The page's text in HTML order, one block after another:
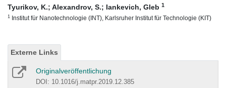
Tyurikov, K.; Alexandrov, S.; Iankevich, Gleb 1
1 Institut für Nanotechnologie (INT), Karlsruher Institut für Technologie (KIT)
Externe Links
Originalveröffentlichung
DOI: 10.1016/j.matpr.2019.12.385